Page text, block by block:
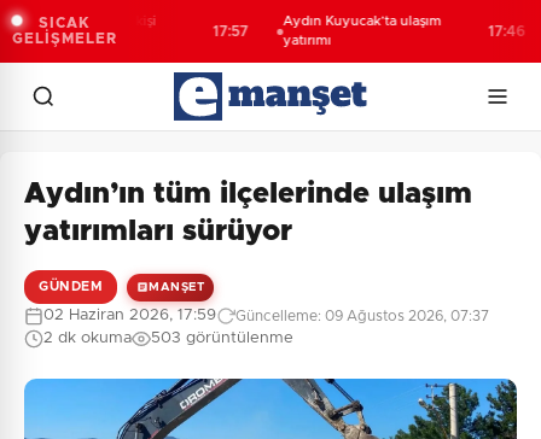
SICAK
GELİŞMELER
aranan 68 kişi
17:57
Aydın Kuyucak’ta ulaşım
yatırımı
17:46
Aydın’ın tüm ilçelerinde ulaşım
yatırımları sürüyor
GÜNDEM MANŞET
02 Haziran 2026, 17:59 Güncelleme: 09 Ağustos 2026, 07:37
2 dk okuma 503 görüntülenme